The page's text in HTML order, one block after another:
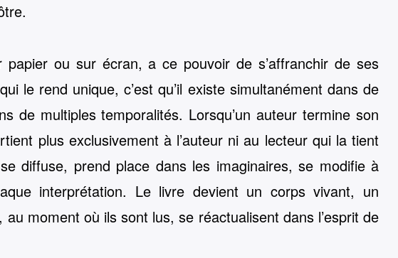
papier ou sur écran, a ce pouvoir de s’affranchir de ses
le rend unique, c’est qu’il existe simultanément dans de
de multiples temporalités. Lorsqu’un auteur termine son
plus exclusivement à l’auteur ni au lecteur qui la tient
diffuse, prend place dans les imaginaires, se modifie à
interprétation. Le livre devient un corps vivant, un
moment où ils sont lus, se réactualisent dans l’esprit de